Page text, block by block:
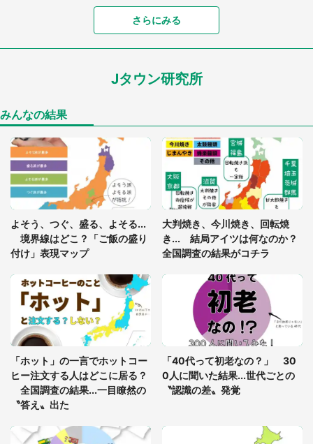
「富豪すぎ」1歳息子の〝店頭駄々こね〟の内容に1.
7万人驚がく 「お菓子売り場ならまだしも...」「ハ
ードル高い」
「閉所恐怖症の私は新幹線で大パニック。隣席の青
「ゾワゾワする」「本当に気持ち悪い」 道端でバ
グっちゃってた〝野生の野菜〟に6.5万人戦慄
座布団だろ」「食パンの耳」と1.4万人困惑
っ暗な道で遭難状態。なんとか見つけた民家に助け
を求めると、住人の男性が...」
「孫にあげると思って、あなたにこれをあげる」
真夏の山道で見知らぬお婆さんに握らされたもの
（山口県・30代女性）
さらにみる
Jタウン研究所
みんなの結果
よそう、つぐ、盛る、よそる...
境界線はどこ？「ご飯の盛り
付け」表現マップ
大判焼き、今川焼き、回転焼
き... 結局アイツは何なのか？
全国調査の結果がコチラ
「ホット」の一言でホットコー
ヒー注文する人はどこに居る？
全国調査の結果...一目瞭然の
〝答え〟出た
「40代って初老なの？」 30
0人に聞いた結果...世代ごとの
〝認識の差〟発覚